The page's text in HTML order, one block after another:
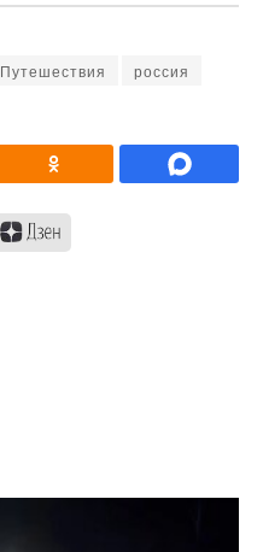
Путешествия россия